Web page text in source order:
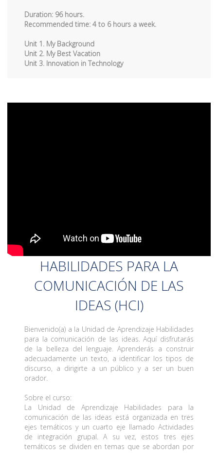
Duration: 96 hours.
Recommended time: 4 to 6 hours a week.
Unit 1. My Background
Unit 2. My Best Vacation
Unit 3. Innovation in Technology
HABILIDADES PARA LA
COMUNICACIÓN DE LAS
IDEAS (HCI)
Bienvenido(a) a la Unidad de Aprendizaje Habilidades
para la comunicación de las ideas. Aquí disfrutarás
de la belleza del lenguaje. Aprenderás a construir
adecuadamente un texto, a identificar los tipos de
discurso, a dirigirte a un público y a ser un buen
orador.
Sobre el curso:
La Unidad de Aprendizaje Habilidades para la
comunicación de las ideas está organizada en tres
ejes temáticos y un cuarto eje llamado Actividades
de integración grupal. A su vez, estos tres ejes
temáticos se dividen en temas que se abordan por